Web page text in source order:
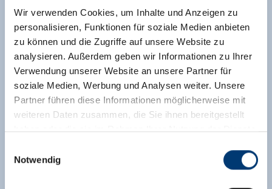
Wir verwenden Cookies, um Inhalte und Anzeigen zu
personalisieren, Funktionen für soziale Medien anbieten
zu können und die Zugriffe auf unsere Website zu
analysieren. Außerdem geben wir Informationen zu Ihrer
Verwendung unserer Website an unsere Partner für
soziale Medien, Werbung und Analysen weiter. Unsere
Partner führen diese Informationen möglicherweise mit
weiteren Daten zusammen, die Sie ihnen bereitgestellt
haben oder die sie im Rahmen Ihrer Nutzung der Dienste
Notwendig